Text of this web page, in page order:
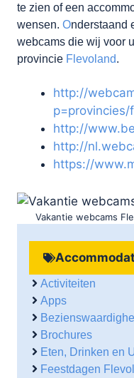
te zien of een
wensen. Onderstaand
webcams die wij voor
provincie Flevoland.
http://
p=provincies/
http://
http://
https://
Vakantie webcams
Activiteiten
Apps
Brochures
Eten, Drinken en
Feestdagen